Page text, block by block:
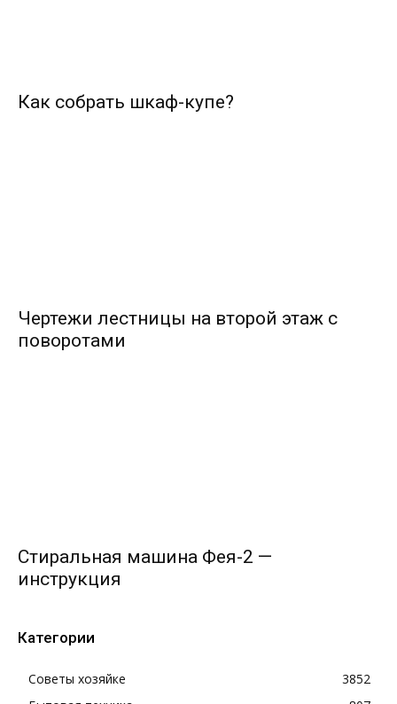
Как собрать шкаф-купе?
Чертежи лестницы на второй этаж с
поворотами
Стиральная машина Фея-2 —
инструкция
Категории
Советы хозяйке
3852